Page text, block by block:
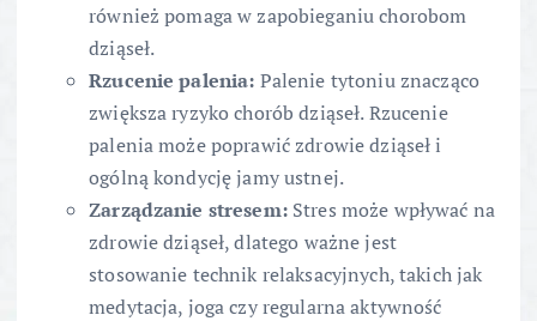
również pomaga w zapobieganiu chorobom
dziąseł.
Rzucenie palenia: Palenie tytoniu znacząco
zwiększa ryzyko chorób dziąseł. Rzucenie
palenia może poprawić zdrowie dziąseł i
ogólną kondycję jamy ustnej.
Zarządzanie stresem:Stres może wpływać na
zdrowie dziąseł, dlatego ważne jest
stosowanie technik relaksacyjnych, takich jak
medytacja, joga czy regularna aktywność